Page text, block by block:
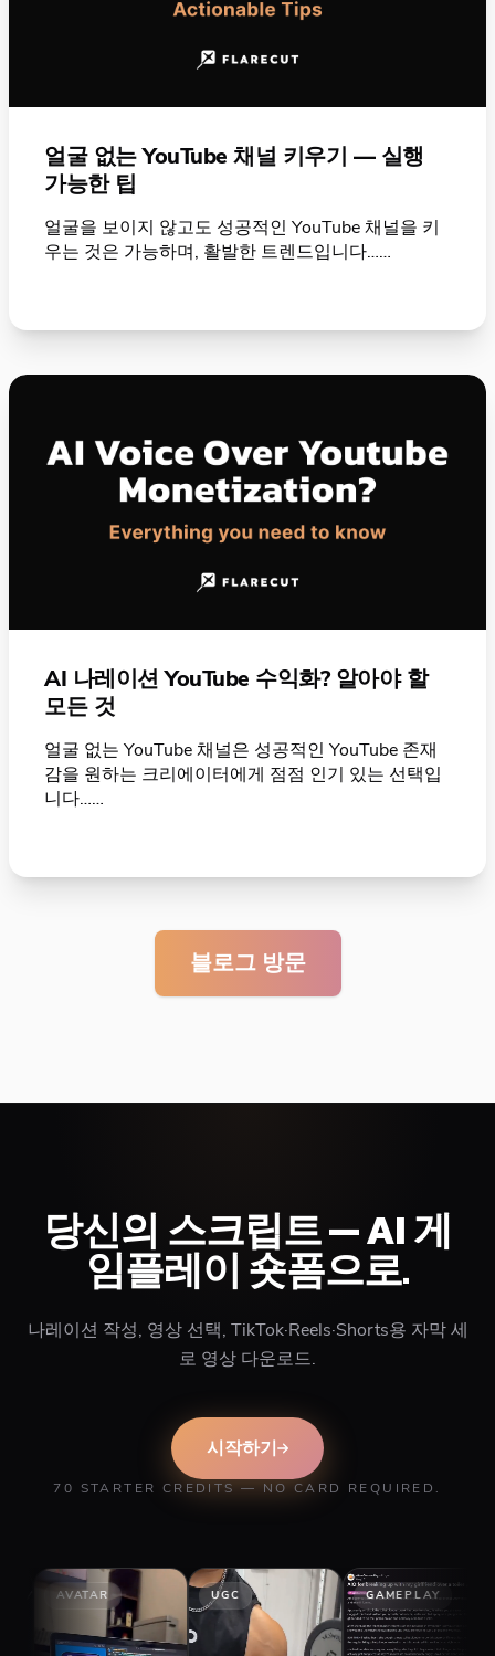
얼굴 없는 YouTube 채널 키우기 — 실행
가능한 팁
얼굴을 보이지 않고도 성공적인 YouTube 채널을 키
우는 것은 가능하며, 활발한 트렌드입니다……
AI 나레이션 YouTube 수익화? 알아야 할
모든 것
얼굴 없는 YouTube 채널은 성공적인 YouTube 존재
감을 원하는 크리에이터에게 점점 인기 있는 선택입
니다……
블로그 방문
당신의 스크립트 — AI 게
임플레이 숏폼으로.
나레이션 작성, 영상 선택, TikTok·Reels·Shorts용 자막 세
로 영상 다운로드.
시작하기
70 STARTER CREDITS — NO CARD REQUIRED.
UGC GAMEPLAY